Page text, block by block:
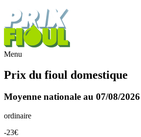
Menu
Prix du fioul domestique
Moyenne nationale au 07/08/
ordinaire
-23€